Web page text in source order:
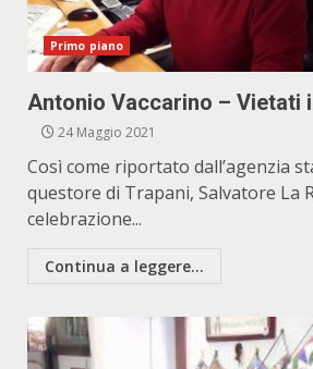
Primo piano
Antonio Vaccarino – Vietati
24 Maggio 2021
Così come riportato dall’agenzia
questore di Trapani, Salvatore La
celebrazione...
Continua a leggere...